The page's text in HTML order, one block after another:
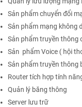
Sản phẩm chuyển đổi
Sản phẩm mạng không
Sản phẩm truyền thông
Sản phẩm Voice ( hội
Sản phẩm truyền thông
Router tích hợp tính
Quản lý băng thông
Server lưu trữ